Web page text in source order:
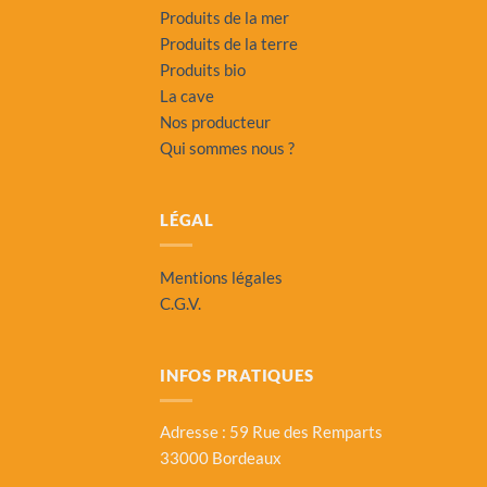
Produits de la mer
Produits de la terre
Produits bio
La cave
Nos producteur
Qui sommes nous ?
LÉGAL
Mentions légales
C.G.V.
INFOS PRATIQUES
Adresse : 59 Rue des Remparts
33000 Bordeaux